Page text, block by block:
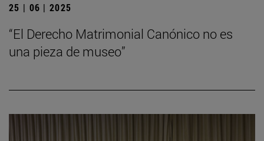
25 | 06 | 2025
“El Derecho Matrimonial Canónico no es
una pieza de museo”